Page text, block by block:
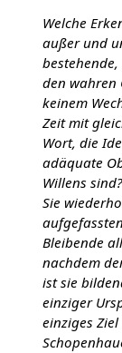
Welche
außer und
den wahren
keinem
Zeit mit
Wort, die
adäquate
Willens
Sie
Bleibende
nachdem
ist sie
einziger
einziges